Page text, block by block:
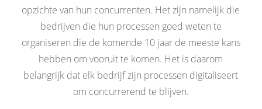
digitaliser
opzichte van hun concurrenten. Het zijn namelijk die
bedrijven die hun processen goed weten te
organiseren die de komende 10 jaar de meeste kans
hebben om vooruit te komen. Het is daarom
belangrijk dat elk bedrijf zijn processen digitaliseert
om concurrerend te blijven.